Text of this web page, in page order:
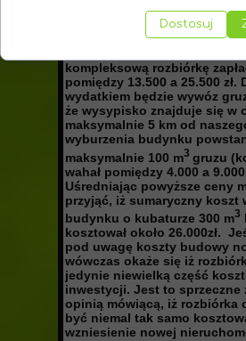
W tym wypadku wystarczy
uzyskanie zezwolenia
nie będzie potrzebny co
kompleksową rozbiórkę
pomiędzy 13.500 a 25.500 zł.
wydatkiem będzie wywóz
że wysypisko znajduje się w
maksymalnie 5 km od
wyburzenia budynku
maksymalnie 100 m3 gruzu
wahał pomiędzy 4.000 a 9.000
Uśredniając powyższe ceny
przyjąć, iż sumaryczny koszt
budynku o kubaturze 300 m3
kosztował około 26.000zł.
pod uwagę koszty budowy
wówczas okaże się iż
jedynie niewielką część
inwestycji. Jest to sprzeczne
opinią mówiącą, iż rozbiórka
być niemal tak samo
wzniesienie nowej
Dostosuj